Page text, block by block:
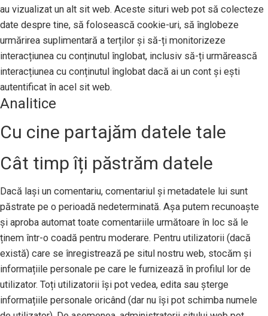
au vizualizat un alt sit web. Aceste situri web pot să colecteze
date despre tine, să folosească cookie-uri, să înglobeze
urmărirea suplimentară a terților și să-ți monitorizeze
interacțiunea cu conținutul înglobat, inclusiv să-ți urmărească
interacțiunea cu conținutul înglobat dacă ai un cont și ești
autentificat în acel sit web.
Analitice
Cu cine partajăm datele tale
Cât timp îți păstrăm datele
Dacă lași un comentariu, comentariul și metadatele lui sunt
păstrate pe o perioadă nedeterminată. Așa putem recunoaște
și aproba automat toate comentariile următoare în loc să le
ținem într-o coadă pentru moderare. Pentru utilizatorii (dacă
există) care se înregistrează pe situl nostru web, stocăm și
informațiile personale pe care le furnizează în profilul lor de
utilizator. Toți utilizatorii își pot vedea, edita sau șterge
informațiile personale oricând (dar nu își pot schimba numele